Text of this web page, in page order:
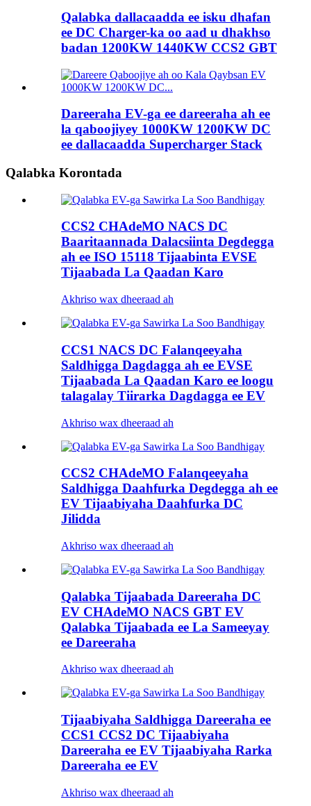
Qalabka dallacaadda ee isku dhafan
ee DC Charger-ka oo aad u dhakhso
badan 1200KW 1440KW CCS2 GBT
Dareeraha EV-ga ee dareeraha ah ee
la qaboojiyey 1000KW 1200KW DC
ee dallacaadda Supercharger Stack
Qalabka Korontada
CCS2 CHAdeMO NACS DC
Baaritaannada Dalacsiinta Degdegga
ah ee ISO 15118 Tijaabinta EVSE
Tijaabada La Qaadan Karo
Akhriso wax dheeraad ah
CCS1 NACS DC Falanqeeyaha
Saldhigga Dagdagga ah ee EVSE
Tijaabada La Qaadan Karo ee loogu
talagalay Tiirarka Dagdagga ee EV
Akhriso wax dheeraad ah
CCS2 CHAdeMO Falanqeeyaha
Saldhigga Daahfurka Degdegga ah ee
EV Tijaabiyaha Daahfurka DC
Jilidda
Akhriso wax dheeraad ah
Qalabka Tijaabada Dareeraha DC
EV CHAdeMO NACS GBT EV
Qalabka Tijaabada ee La Sameeyay
ee Dareeraha
Akhriso wax dheeraad ah
Tijaabiyaha Saldhigga Dareeraha ee
CCS1 CCS2 DC Tijaabiyaha
Dareeraha ee EV Tijaabiyaha Rarka
Dareeraha ee EV
Akhriso wax dheeraad ah